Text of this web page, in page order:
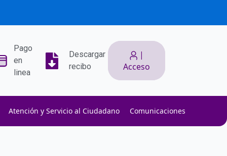
Pago
en
linea
Descargar
recibo
|
Acceso
Atención y Servicio al Ciudadano Comunicaciones